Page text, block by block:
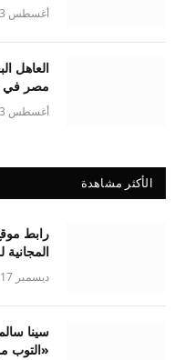
أغسطس 3, 2026
العاهل
مصر في
أغسطس 3, 2026
الأكثر مشاهدة
ديسمبر 17, 2024
سينا
«التوب